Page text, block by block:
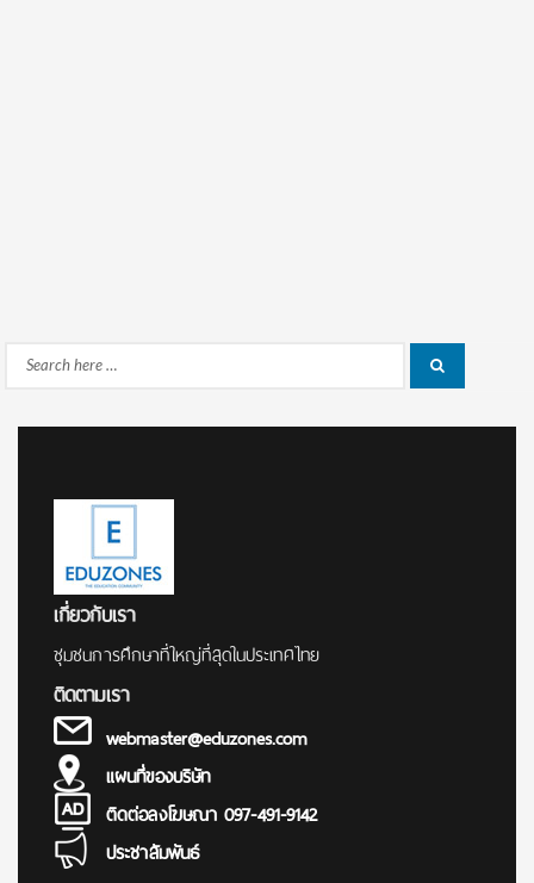
Search
เกี่ยวกับเรา
ชุมชนการศึกษาที่ใหญ่ที่สุดในประเทศไทย
ติดตามเรา
webmaster@eduzones.com
แผนที่ของบริษัท
ติดต่อลงโฆษณา 097-491-9142
ประชาสัมพันธ์